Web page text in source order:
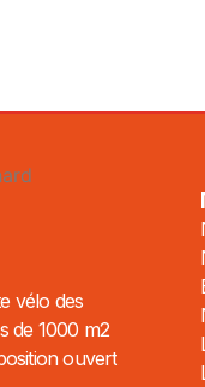
vélo des
de 1000 m2
ouvert